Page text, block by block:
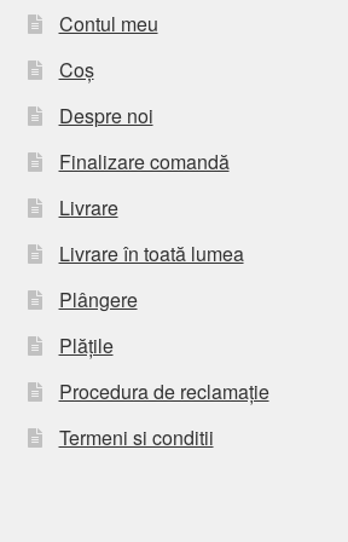
Contul meu
Coș
Despre noi
Finalizare comandă
Livrare
Livrare în toată lumea
Plângere
Plățile
Procedura de reclamație
Termeni si conditii